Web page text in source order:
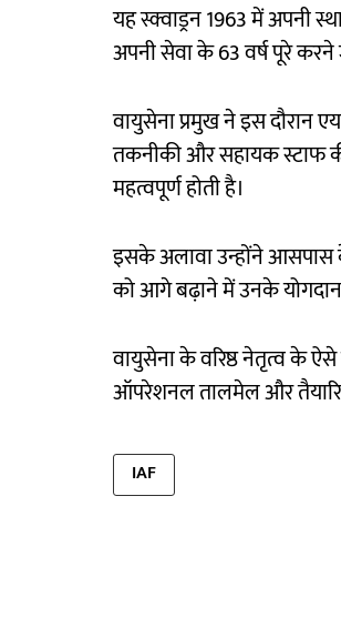
यह स्क्वाड्रन 1963 में अपनी
अपनी सेवा के 63 वर्ष पूरे करने
वायुसेना प्रमुख ने इस दौरान
तकनीकी और सहायक स्टाफ
महत्वपूर्ण होती है।
इसके अलावा उन्होंने आसपास
को आगे बढ़ाने में उनके योगदान
वायुसेना के वरिष्ठ नेतृत्व के
ऑपरेशनल तालमेल और
IAF